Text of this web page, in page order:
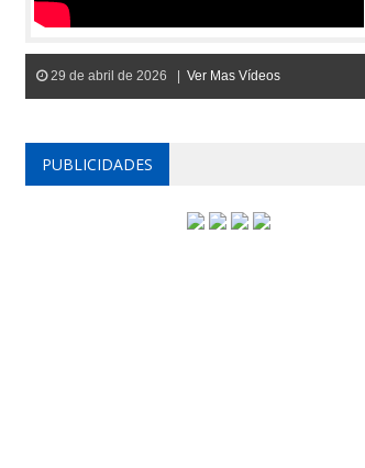
29 de abril de 2026 | Ver Mas Vídeos
PUBLICIDADES